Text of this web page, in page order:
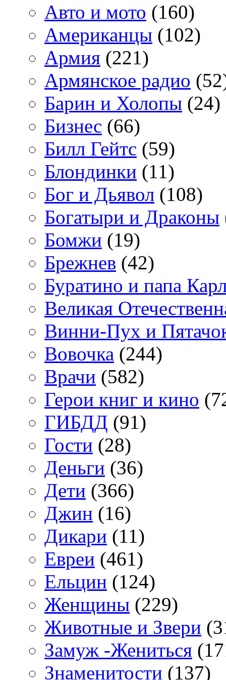
Авто и мото (160)
Американцы (102)
Армия (221)
Армянское радио
Барин и Холопы (24)
Бизнес (66)
Билл Гейтс (59)
Блондинки (11)
Бог и Дьявол (108)
Богатыри и Драконы
Бомжи (19)
Брежнев (42)
Буратино и папа
Великая
Винни-Пух и
Вовочка (244)
Врачи (582)
Герои книг и кино
ГИБДД (91)
Гости (28)
Деньги (36)
Дети (366)
Джин (16)
Дикари (11)
Евреи (461)
Ельцин (124)
Женщины (229)
Животные и Звери
Замуж -Жениться
Знаменитости (137)